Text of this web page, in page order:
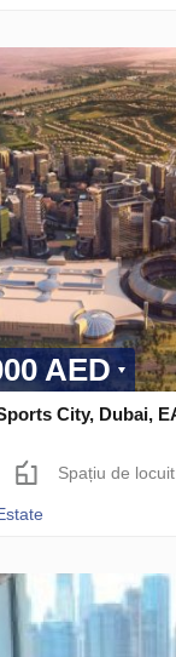
AED
City, Dubai,
Spațiu de